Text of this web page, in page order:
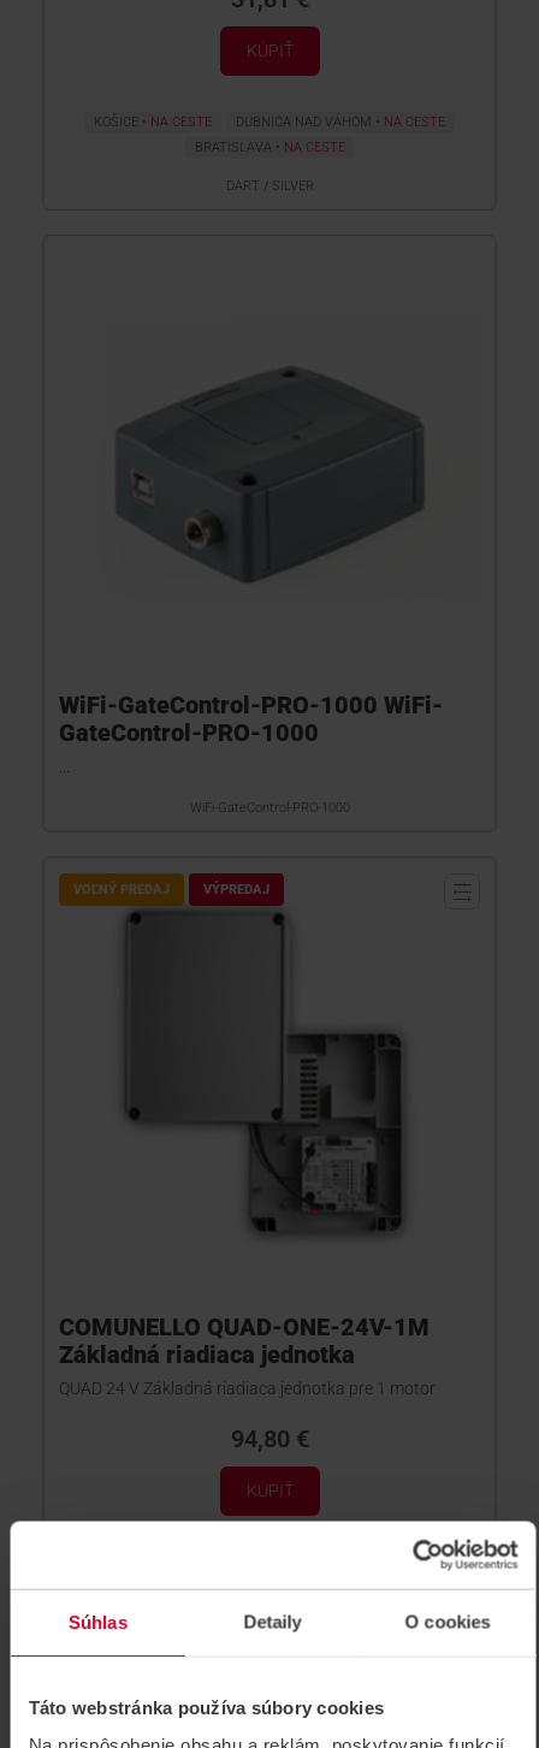
Súhlas Detaily O cookies
Táto webstránka používa súbory cookies
KÚPIŤ
KOŠICE NA CESTE DUBNICA NAD VÁHOM
NA CESTE
BRATISLAVA
NA CESTE
DART / SILVER
WiFi-GateControl-PRO-1000 WiFi-
GateControl-PRO-1000
WiFi-GateControl-PRO-1000
VOĽNÝ PREDAJ VÝPREDAJ
COMUNELLO QUAD-ONE-24V-1M
Základná riadiaca jednotka
QUAD 24 V Základná riadiaca jednotka pre 1 motor
94,80 €
KÚPIŤ
DUBNICA NAD VÁHOM
NIE JE SKLADOM
BRATISLAVA
NIE JE SKLADOM